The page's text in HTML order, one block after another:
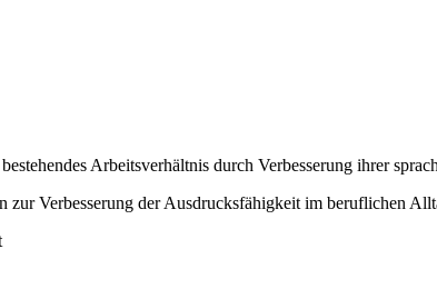
Arbeitsverhältnis durch Verbesserung ihrer
Verbesserung der Ausdrucksfähigkeit im beruflichen